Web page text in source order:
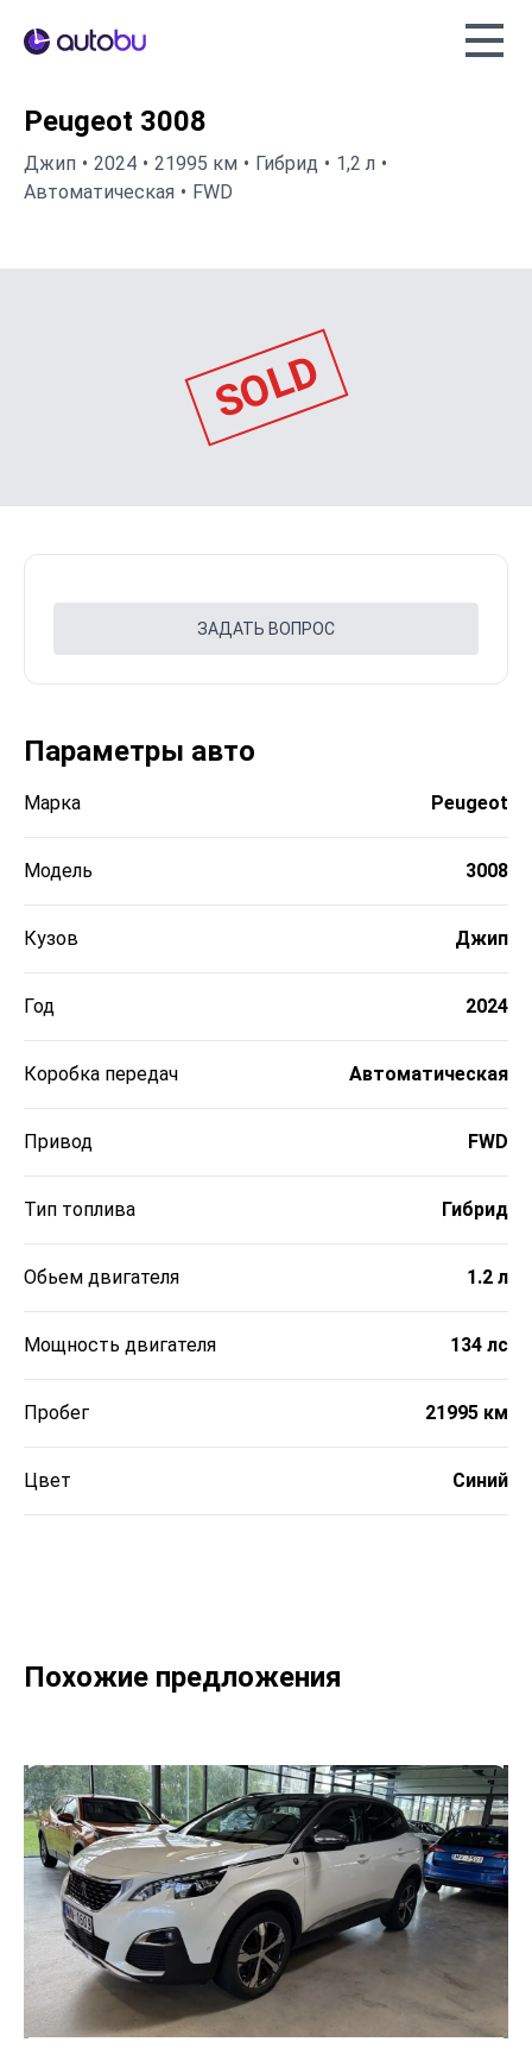
Autobu.eu
Peugeot 3008
Джип 2024 21995 км Гибрид
1,2 л
Автоматическая
FWD
SOLD
ЗАДАТЬ ВОПРОС
Параметры авто
Марка Peugeot
Модель 3008
Кузов Джип
Год 2024
Коробка передач Автоматическая
Привод FWD
Тип топлива Гибрид
Обьем двигателя 1.2 л
Мощность двигателя 134 лс
Пробег 21995 км
Цвет Синий
Похожие предложения